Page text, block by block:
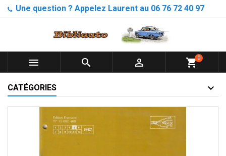
Une question ? Appelez Laurent au 06 76 72 40 97
   shopping_cart0
CATÉGORIES